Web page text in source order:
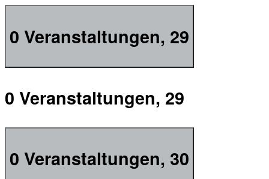
0 Veranstaltungen, 29
0 Veranstaltungen, 29
0 Veranstaltungen, 30